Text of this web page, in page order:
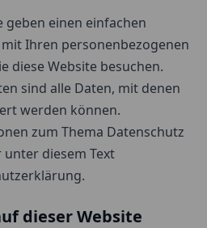
geben einen einfachen
Ihren personenbezogenen
diese Website besuchen.
sind alle Daten, mit denen
werden können.
zum Thema Datenschutz
diesem Text
dieser Website